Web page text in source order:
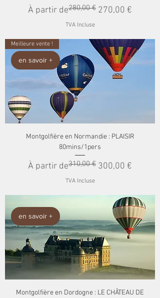
À partir de
Prix original280,00 € 270,00 €
Prix promotionnel
TVA Incluse
en savoir +
Meilleure vente !
Montgolfière en Normandie : PLAISIR
80mins/1pers
À partir de
Prix original310,00 € 300,00 €
Prix promotionnel
TVA Incluse
en savoir +
Montgolfière en Dordogne : LE CHÂTEAU DE